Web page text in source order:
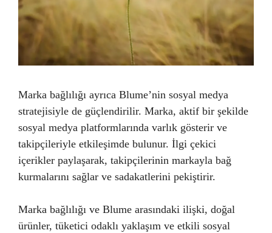
Marka bağlılığı ayrıca Blume’nin sosyal medya
stratejisiyle de güçlendirilir. Marka, aktif bir şekilde
sosyal medya platformlarında varlık gösterir ve
takipçileriyle etkileşimde bulunur. İlgi çekici
içerikler paylaşarak, takipçilerinin markayla bağ
kurmalarını sağlar ve sadakatlerini pekiştirir.
Marka bağlılığı ve Blume arasındaki ilişki, doğal
ürünler, tüketici odaklı yaklaşım ve etkili sosyal